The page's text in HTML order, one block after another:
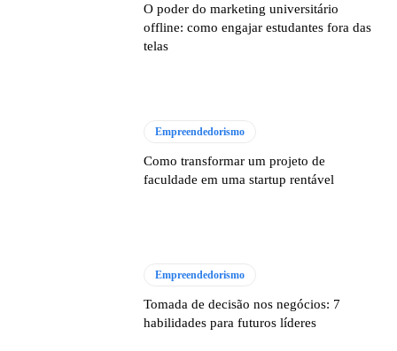
O poder do marketing universitário
offline: como engajar estudantes fora das
telas
Empreendedorismo
Como transformar um projeto de
faculdade em uma startup rentável
Empreendedorismo
Tomada de decisão nos negócios: 7
habilidades para futuros líderes